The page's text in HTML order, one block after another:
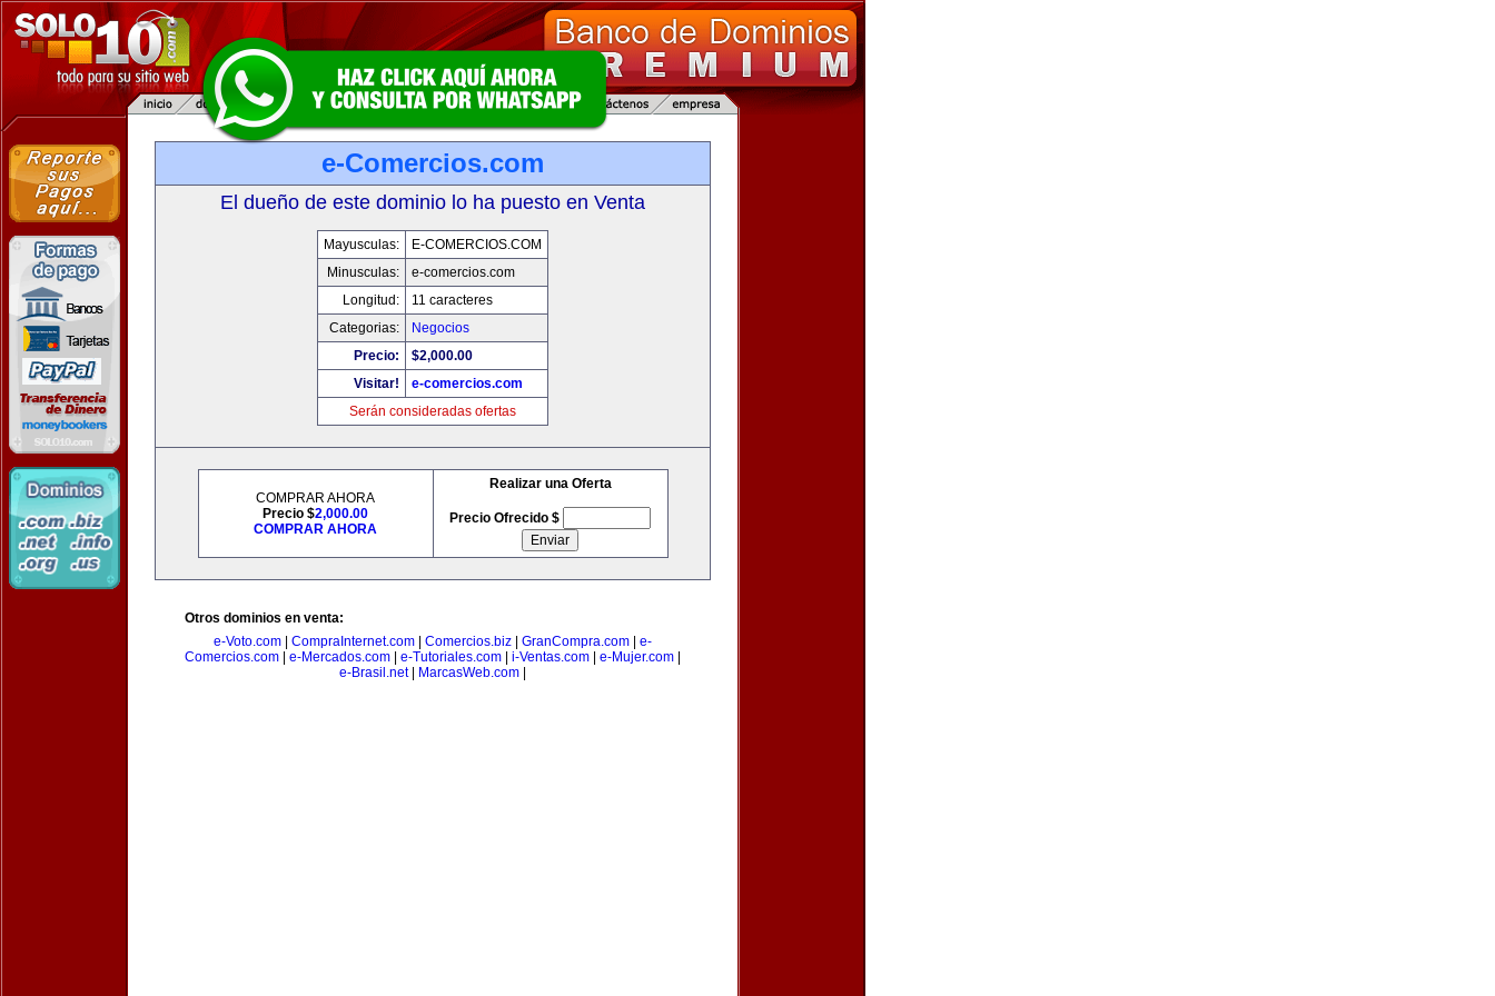
e-Comercios.com
El dueño de este dominio lo ha puesto en Venta
Mayusculas:
E-COMERCIOS.COM
Minusculas:
e-comercios.com
Longitud:
11 caracteres
Categorias:
Negocios
Precio:
$2,000.00
Visitar!
e-comercios.com
Serán consideradas ofertas
COMPRAR AHORA
Precio $2,000.00
COMPRAR AHORA
Realizar una Oferta
Precio Ofrecido $
Otros dominios en venta:
e-Voto.com
CompraInternet.com Comercios.biz GranCompra.com
e-
Comercios.com
e-Mercados.com e-Tutoriales.com i-Ventas.com e-Mujer.com
e-Brasil.net| MarcasWeb.com